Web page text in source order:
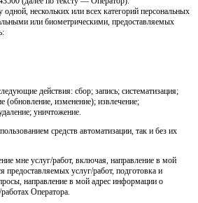
одной, нескольких или всех категорий персональных
или биометрическими, предоставляемых
действия: сбор; запись; систематизация;
(обновление, изменение); извлечение;
уничтожение.
средств автоматизации, так и без их
мне услуг/работ, включая, направление в мой
предоставляемых услуг/работ, подготовка и
направление в мой адрес информации о
Оператора.